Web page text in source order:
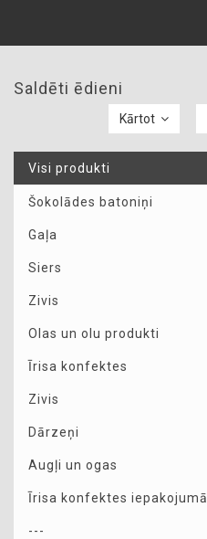
Saldēti ēdieni
Kārtot
Visi produkti
Šokolādes batoniņi
Gaļa
Siers
Zivis
Olas un olu produkti
Īrisa konfektes
Zivis
Dārzeņi
Augļi un ogas
Īrisa konfektes iepakojumā
---